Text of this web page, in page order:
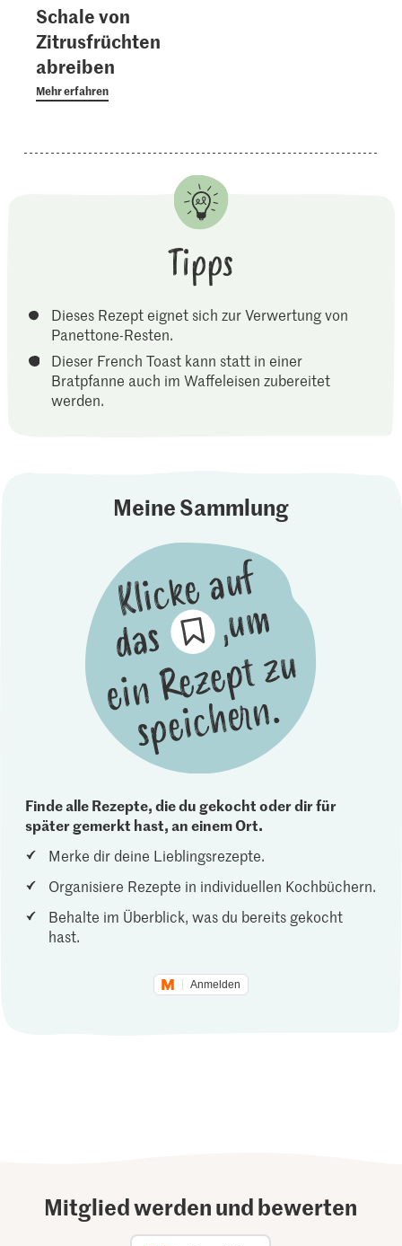
Schale von
Zitrusfrüchten
abreiben
Mehr erfahren
Tipps
Dieses Rezept eignet sich zur Verwertung von
Panettone-Resten.
Dieser French Toast kann statt in einer
Bratpfanne auch im Waffeleisen zubereitet
werden.
Meine Sammlung
Finde alle Rezepte, die du gekocht oder dir für
später gemerkt hast, an einem Ort.
Merke dir deine Lieblingsrezepte.
Organisiere Rezepte in individuellen Kochbüchern.
Behalte im Überblick, was du bereits gekocht
hast.
Anmelden
Mitglied werden und bewerten